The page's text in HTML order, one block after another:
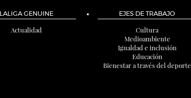
LALIGA GENUINE
Actualidad
EJES DE TRABAJO
Cultura
Medioambiente
Igualdad e inclusión
Educación
Bienestar a través del deporte